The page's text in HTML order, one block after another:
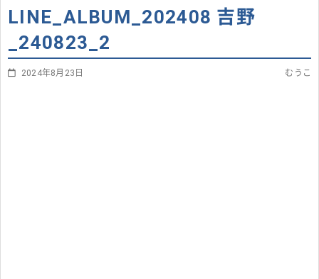
LINE_ALBUM_202408 吉野
_240823_2
2024年8月23日 むうこ